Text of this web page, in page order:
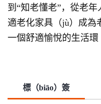
到“知老懂老”，從老
適老化家具（jù）成為
一個舒適愉悅的生活環
標（biāo）簽